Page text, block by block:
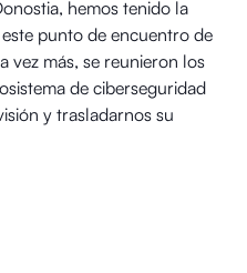
hemos tenido la
punto de encuentro de
vez más, se reunieron los
de ciberseguridad
y trasladarnos su